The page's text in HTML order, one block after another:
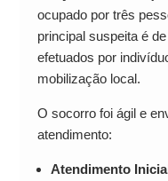
ocupado por três
principal suspeita é
efetuados por
mobilização local.
O socorro foi ágil e
atendimento:
Atendimento